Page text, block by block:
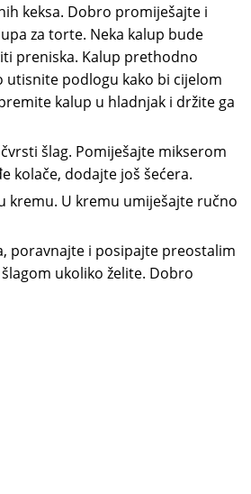
keksa. Dobro promiješajte i
za torte. Neka kalup bude
preniska. Kalup prethodno
utisnite podlogu kako bi cijelom
kalup u hladnjak i držite ga
šlag. Pomiješajte mikserom
kolače, dodajte još šećera.
kremu. U kremu umiješajte ručno
poravnajte i posipajte preostalim
ukoliko želite. Dobro